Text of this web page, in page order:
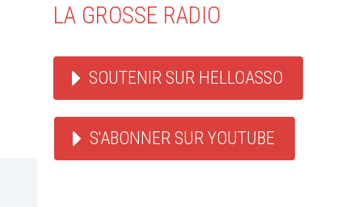
LA GROSSE RADIO
SOUTENIR SUR HELLOASSO
S'ABONNER SUR YOUTUBE